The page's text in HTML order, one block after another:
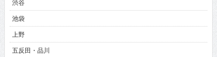
渋谷
池袋
上野
五反田・品川